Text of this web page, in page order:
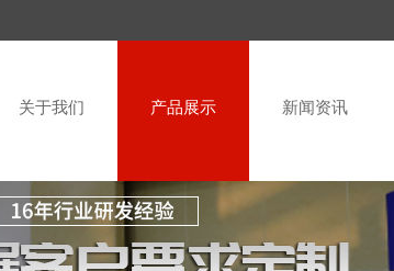
关于我们 产品展示 新闻资讯